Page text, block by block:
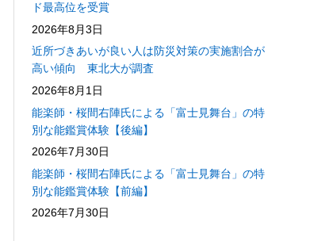
ド最高位を受賞
2026年8月3日
近所づきあいが良い人は防災対策の実施割合が
高い傾向 東北大が調査
2026年8月1日
能楽師・桜間右陣氏による「富士見舞台」の特
別な能鑑賞体験【後編】
2026年7月30日
能楽師・桜間右陣氏による「富士見舞台」の特
別な能鑑賞体験【前編】
2026年7月30日